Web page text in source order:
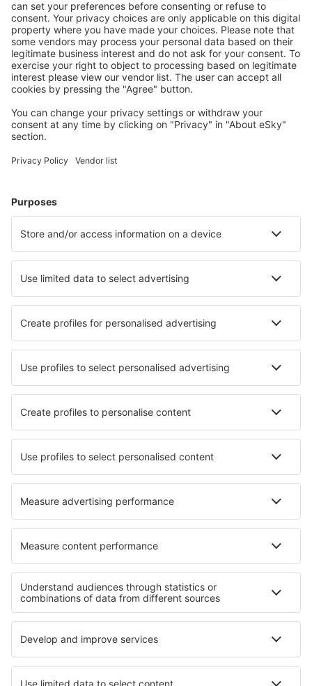
dina resor
Planera din resa
Billiga flyg
Weekendresor
Flyg+Hotell
Hotell
Transfer
Sevärdheter
Sportevenemang
Läs mer
Mobilapp
Flygbolag
SAS
Ryanair
Lufthansa
Norwegian
WizzAir
Om eSky
Köpvillkor
Mina bokningar
Integritetspolicy
Support och kontakt
Integritet